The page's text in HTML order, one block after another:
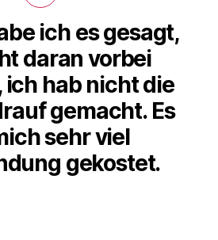
ich es gesagt,
daran vorbei
ich hab nicht die
gemacht. Es
sehr viel
gekostet.